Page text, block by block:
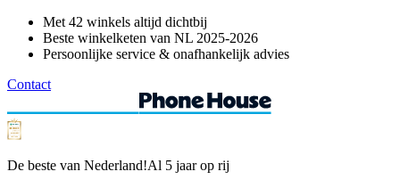
Met 42 winkels altijd dichtbij
Beste winkelketen van NL 2025-2026
Persoonlijke service & onafhankelijk advies
Contact
De beste van Nederland!Al 5 jaar op rij